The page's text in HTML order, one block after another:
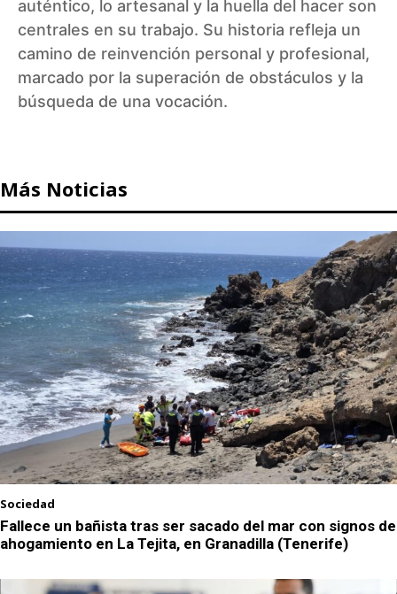
auténtico, lo artesanal y la huella del hacer son
centrales en su trabajo. Su historia refleja un
camino de reinvención personal y profesional,
marcado por la superación de obstáculos y la
búsqueda de una vocación.
Más Noticias
Sociedad
Fallece un bañista tras ser sacado del mar con signos de
ahogamiento en La Tejita, en Granadilla (Tenerife)